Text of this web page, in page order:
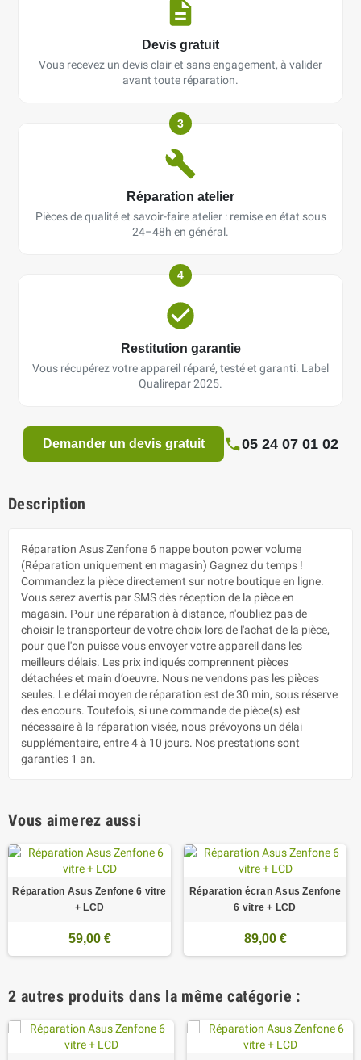
Devis gratuit
Vous recevez un devis clair et sans engagement, à valider
avant toute réparation.
3
Réparation atelier
Pièces de qualité et savoir-faire atelier : remise en état sous
24–48h en général.
4
Restitution garantie
Vous récupérez votre appareil réparé, testé et garanti. Label
Qualirepar 2025.
Demander un devis gratuit 05 24 07 01 02
Description
Réparation Asus Zenfone 6 nappe bouton power volume
(Réparation uniquement en magasin) Gagnez du temps !
Commandez la pièce directement sur notre boutique en ligne.
Vous serez avertis par SMS dès réception de la pièce en
magasin. Pour une réparation à distance, n'oubliez pas de
choisir le transporteur de votre choix lors de l'achat de la pièce,
pour que l'on puisse vous envoyer votre appareil dans les
meilleurs délais. Les prix indiqués comprennent pièces
détachées et main d’oeuvre. Nous ne vendons pas les pièces
seules. Le délai moyen de réparation est de 30 min, sous réserve
des encours. Toutefois, si une commande de pièce(s) est
nécessaire à la réparation visée, nous prévoyons un délai
supplémentaire, entre 4 à 10 jours. Nos prestations sont
garanties 1 an.
Vous aimerez aussi
Réparation Asus Zenfone 6 vitre
+ LCD
59,00 €
Réparation écran Asus Zenfone
6 vitre + LCD
89,00 €
2 autres produits dans la même catégorie :